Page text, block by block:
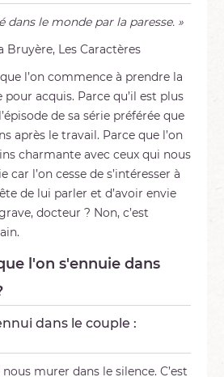
dans le monde par la paresse. »
Bruyère, Les Caractères
l’on commence à prendre la
pour acquis. Parce qu’il est plus
de sa série préférée que
après le travail. Parce que l’on
charmante avec ceux qui nous
car l’on cesse de s’intéresser à
de lui parler et d’avoir envie
docteur ? Non, c’est
l'on s'ennuie dans
dans le couple :
nous murer dans le silence. C’est